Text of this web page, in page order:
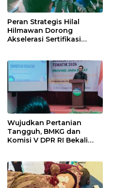
Peran Strategis Hilal
Hilmawan Dorong
Akselerasi Sertifikasi
Indramayu
Wujudkan Pertanian
Tangguh, BMKG dan
Komisi V DPR RI Bekali